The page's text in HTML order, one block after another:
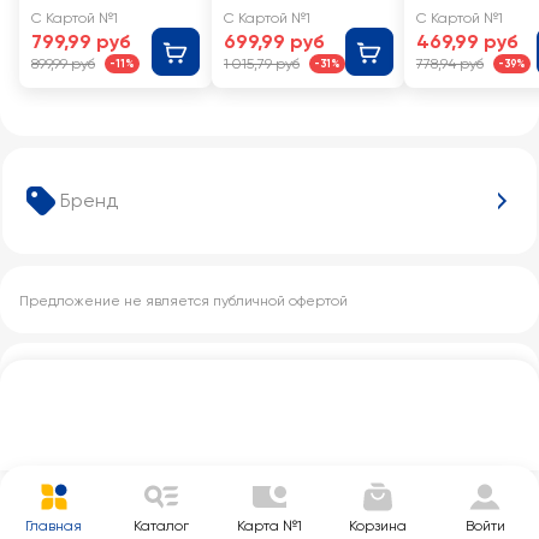
Бренд
Предложение не является публичной офертой
Four Seasons
15 вкусов
С Картой №1
799,99 руб
899,99 руб -11%
Collection
Ассорти
С Картой №1
699,99 руб
1 015,79 руб -31%
С Картой №1
469,99 руб
778,94 руб -39%
Главная Каталог Карта №1 Корзина Войти